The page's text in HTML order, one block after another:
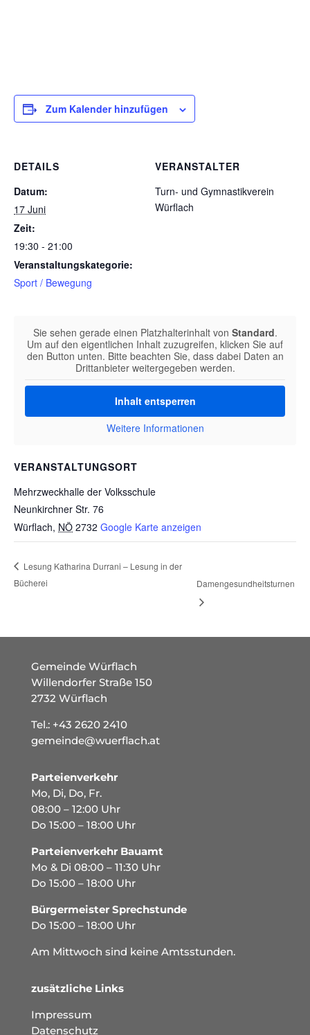
Zum Kalender hinzufügen
DETAILS
Datum:
17 Juni
Zeit:
19:30 - 21:00
Veranstaltungskategorie:
Sport / Bewegung
VERANSTALTER
Turn- und Gymnastikverein
Würflach
VERANSTALTUNGSORT
Mehrzweckhalle der Volksschule
Neunkirchner Str. 76
Würflach, NÖ 2732 Google Karte anzeigen
Sie sehen gerade einen Platzhalterinhalt von Standard.
Um auf den eigentlichen Inhalt zuzugreifen, klicken Sie auf
den Button unten. Bitte beachten Sie, dass dabei Daten an
Drittanbieter weitergegeben werden.
Inhalt entsperren
Weitere Informationen
Lesung Katharina Durrani – Lesung in der
Bücherei
Damengesundheitsturnen
Gemeinde Würflach
Willendorfer Straße 150
2732 Würflach
Tel.: +43 2620 2410
gemeinde@wuerflach.at
Parteienverkehr
Mo, Di, Do, Fr.
08:00 – 12:00 Uhr
Do 15:00 – 18:00 Uhr
Parteienverkehr Bauamt
Mo & Di 08:00 – 11:30 Uhr
Do 15:00 – 18:00 Uhr
Bürgermeister Sprechstunde
Do 15:00 – 18:00 Uhr
Am Mittwoch sind keine Amtsstunden.
zusätzliche Links
Impressum
Datenschutz